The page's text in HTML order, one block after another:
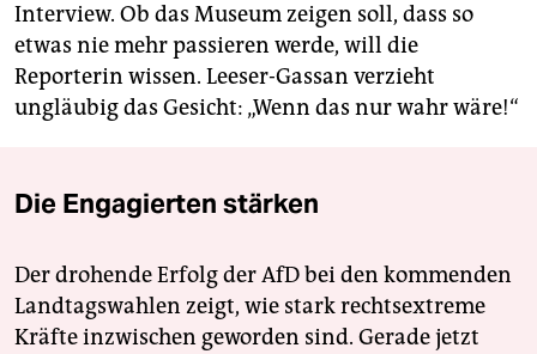
Interview. Ob das Museum zeigen soll, dass so
etwas nie mehr passieren werde, will die
Reporterin wissen. Leeser-Gassan verzieht
ungläubig das Gesicht: „Wenn das nur wahr wäre!“
Die Engagierten stärken
Der drohende Erfolg der AfD bei den kommenden
Landtagswahlen zeigt, wie stark rechtsextreme
Kräfte inzwischen geworden sind. Gerade jetzt